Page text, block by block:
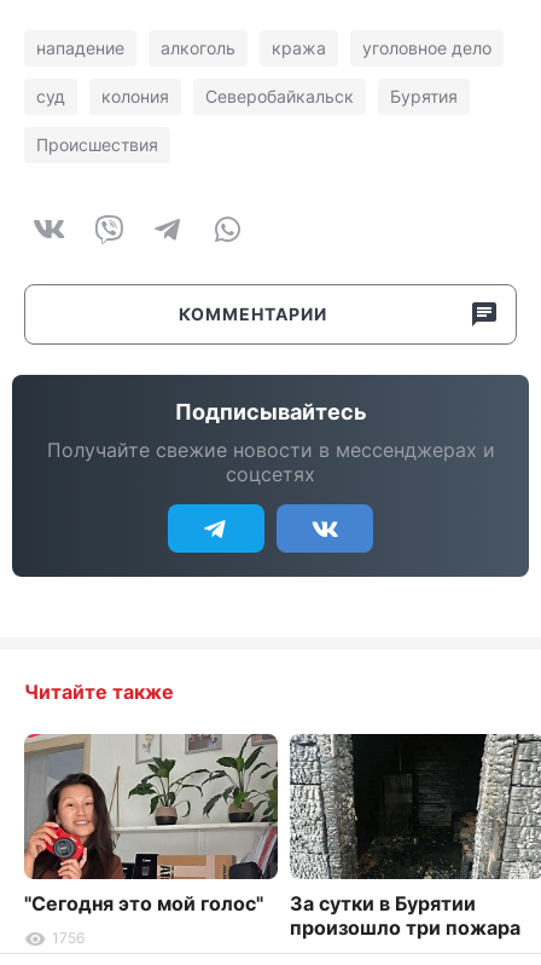
нападение алкоголь кража уголовное дело
суд колония Северобайкальск Бурятия
Происшествия
КОММЕНТАРИИ
Подписывайтесь
Получайте свежие новости в мессенджерах и
соцсетях
Читайте также
"Сегодня это мой голос"
1756
За сутки в Бурятии
произошло три пожара